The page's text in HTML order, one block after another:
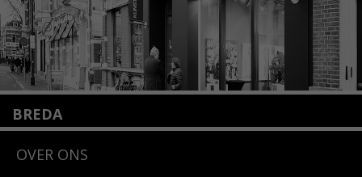
BREDA
4818 SB Breda
OVER ONS